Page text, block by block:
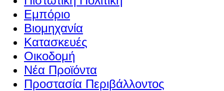
Εμπόριο
Βιομηχανία
Κατασκευές
Οικοδομή
Νέα Προϊόντα
Προστασία Περιβάλλοντος